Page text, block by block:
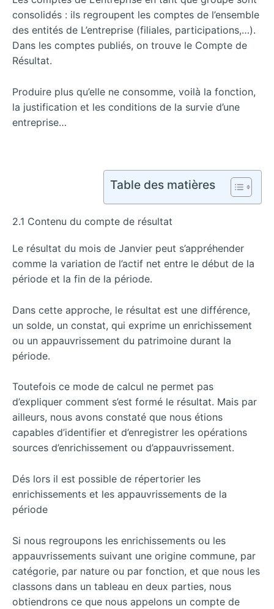
consolidés : ils regroupent les comptes de l’ensemble
des entités de L’entreprise (filiales, participations,…).
Dans les comptes publiés, on trouve le Compte de
Résultat.
Produire plus qu’elle ne consomme, voilà la fonction,
la justification et les conditions de la survie d’une
entreprise…
Table des matières
2.1 Contenu du compte de résultat
Le résultat du mois de Janvier peut s’appréhender
comme la variation de l’actif net entre le début de la
période et la fin de la période.
Dans cette approche, le résultat est une différence,
un solde, un constat, qui exprime un enrichissement
ou un appauvrissement du patrimoine durant la
période.
Toutefois ce mode de calcul ne permet pas
d’expliquer comment s’est formé le résultat. Mais par
ailleurs, nous avons constaté que nous étions
capables d’identifier et d’enregistrer les opérations
sources d’enrichissement ou d’appauvrissement.
Dés lors il est possible de répertorier les
enrichissements et les appauvrissements de la
période
Si nous regroupons les enrichissements ou les
appauvrissements suivant une origine commune, par
catégorie, par nature ou par fonction, et que nous les
classons dans un tableau en deux parties, nous
obtiendrons ce que nous appelons un compte de